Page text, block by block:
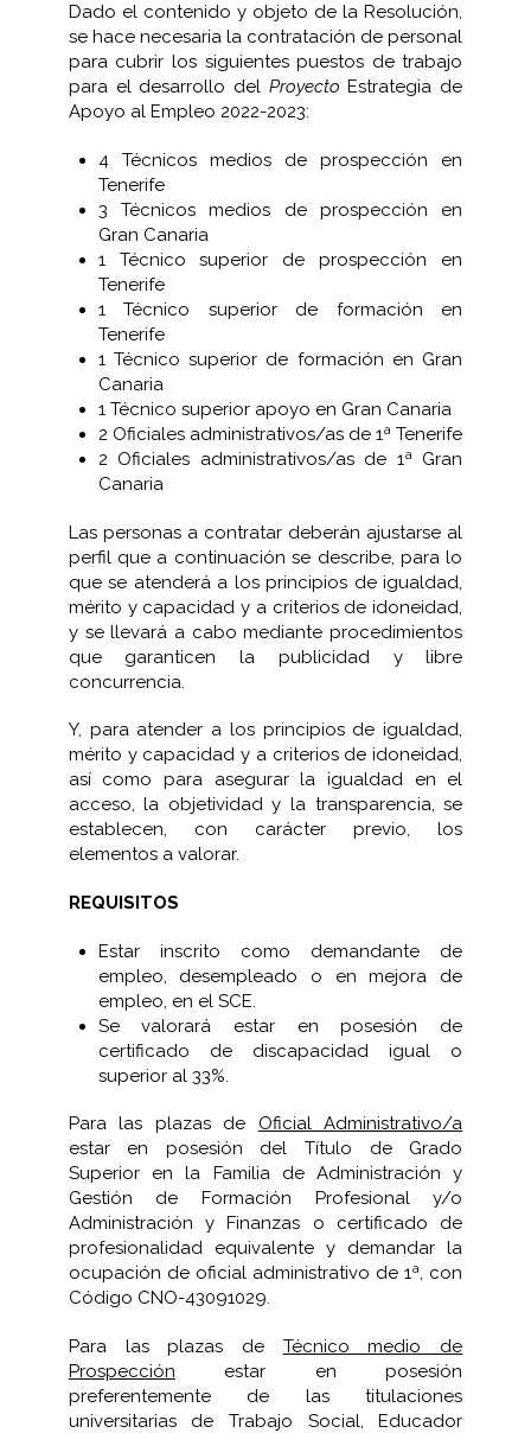
Dado el contenido y objeto de la Resolución,
se hace necesaria la contratación de personal
para cubrir los siguientes puestos de trabajo
para el desarrollo del ProyectoEstrategia de
Apoyo al Empleo 2022-2023:
4 Técnicos medios de prospección en
Tenerife
3 Técnicos medios de prospección en
Gran Canaria
1 Técnico superior de prospección en
Tenerife
1 Técnico superior de formación en
Tenerife
1 Técnico superior de formación en Gran
Canaria
1 Técnico superior apoyo en Gran Canaria
2 Oficiales administrativos/as de 1ª Tenerife
2 Oficiales administrativos/as de 1ª Gran
Canaria
Las personas a contratar deberán ajustarse al
perfil que a continuación se describe, para lo
que se atenderá a los principios de igualdad,
mérito y capacidad y a criterios de idoneidad,
y se llevará a cabo mediante procedimientos
que garanticen la publicidad y libre
concurrencia.
Y, para atender a los principios de igualdad,
mérito y capacidad y a criterios de idoneidad,
así como para asegurar la igualdad en el
acceso, la objetividad y la transparencia, se
establecen, con carácter previo, los
elementos a valorar.
REQUISITOS
Estar inscrito como demandante de
empleo, desempleado o en mejora de
empleo, en el SCE.
Se valorará estar en posesión de
certificado de discapacidad igual o
superior al 33%.
Para las plazas de Oficial Administrativo/a
estar en posesión del Título de Grado
Superior en la Familia de Administración y
Gestión de Formación Profesional y/o
Administración y Finanzas o certificado de
profesionalidad equivalente y demandar la
ocupación de oficial administrativo de 1ª, con
Código CNO-43091029.
Para las plazas de Técnico medio de
Prospección estar en posesión
preferentemente de las titulaciones
universitarias de Trabajo Social, Educador